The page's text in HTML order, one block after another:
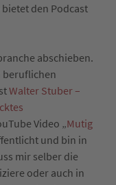
bietet den Podcast
abschieben.
beruflichen
Walter Stuber –
Video „Mutig
und bin in
mir selber die
oder auch in